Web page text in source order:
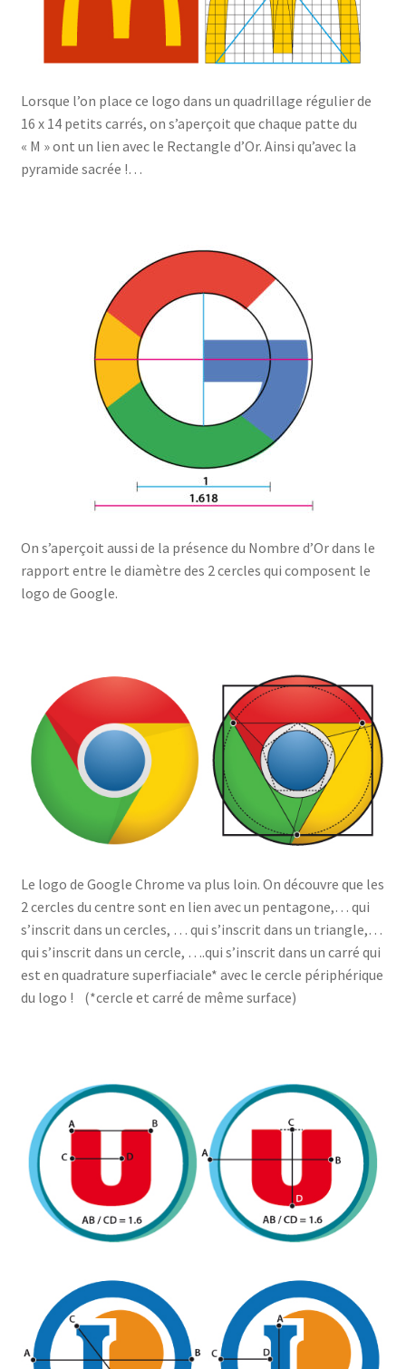
Lorsque l’on place ce logo dans un quadrillage régulier de
16 x 14 petits carrés, on s’aperçoit que chaque patte du
« M » ont un lien avec le Rectangle d’Or. Ainsi qu’avec la
pyramide sacrée !…
On s’aperçoit aussi de la présence du Nombre d’Or dans le
rapport entre le diamètre des 2 cercles qui composent le
logo de Google.
Le logo de Google Chrome va plus loin. On découvre que les
2 cercles du centre sont en lien avec un pentagone,… qui
s’inscrit dans un cercles, … qui s’inscrit dans un triangle,…
qui s’inscrit dans un cercle, ….qui s’inscrit dans un carré qui
est en quadrature superfiaciale* avec le cercle périphérique
du logo ! (*cercle et carré de même surface)